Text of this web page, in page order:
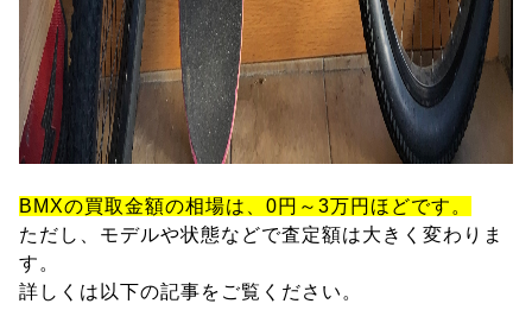
BMXの買取金額の相場は、0円～3万円ほどです。
ただし、モデルや状態などで査定額は大きく変わりま
す。
詳しくは以下の記事をご覧ください。